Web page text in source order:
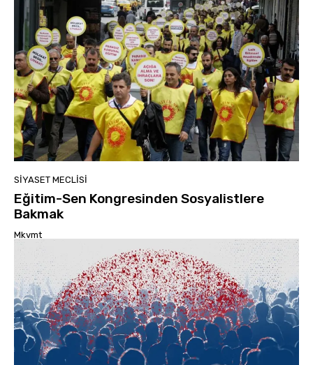
SIYASET MECLISI
Eğitim-Sen Kongresinden Sosyalistlere
Bakmak
Mkvmt